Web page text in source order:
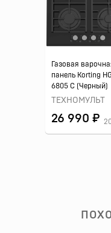
Газовая
панель Korting
6805 C (Черный)
ТЕХНОМУЛЬТ
26 990 ₽